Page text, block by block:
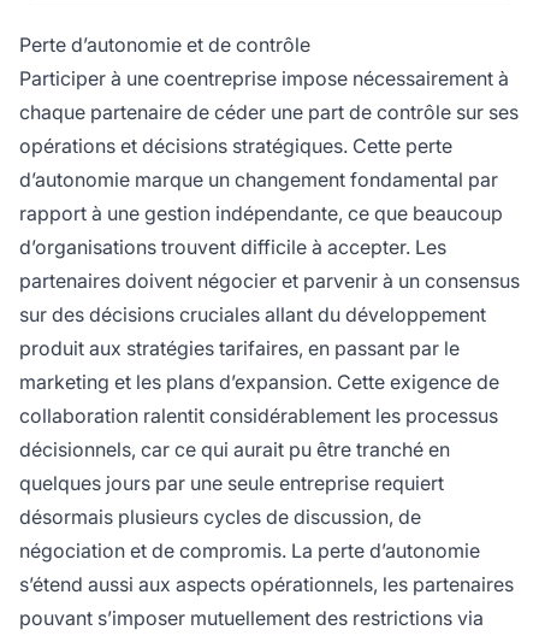
Perte d’autonomie et de contrôle
Participer à une coentreprise impose nécessairement à
chaque partenaire de céder une part de contrôle sur ses
opérations et décisions stratégiques. Cette perte
d’autonomie marque un changement fondamental par
rapport à une gestion indépendante, ce que beaucoup
d’organisations trouvent difficile à accepter. Les
partenaires doivent négocier et parvenir à un consensus
sur des décisions cruciales allant du développement
produit aux stratégies tarifaires, en passant par le
marketing et les plans d’expansion. Cette exigence de
collaboration ralentit considérablement les processus
décisionnels, car ce qui aurait pu être tranché en
quelques jours par une seule entreprise requiert
désormais plusieurs cycles de discussion, de
négociation et de compromis. La perte d’autonomie
s’étend aussi aux aspects opérationnels, les partenaires
pouvant s’imposer mutuellement des restrictions via